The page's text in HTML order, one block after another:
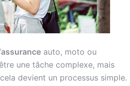
assurance auto, moto ou
une tâche complexe, mais
devient un processus simple.